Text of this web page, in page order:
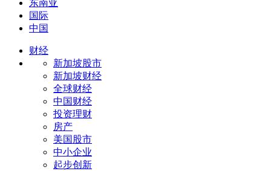
东南亚
国际
中国
财经
新加坡股市
新加坡财经
全球财经
中国财经
投资理财
房产
美国股市
中小企业
起步创新